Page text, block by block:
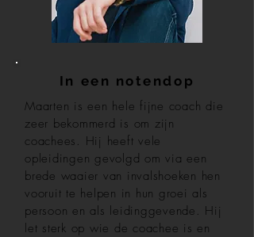
Maarten is een hele fijne coach die
zeer bekommerd is om zijn
coachees. Hij heeft vele
opleidingen gevolgd om via een
brede waaier van invalshoeken hen
vooruit te helpen in hun groei als
persoon en als leidinggevende. Hij
let sterk op wie de coachee is en
In een notendop